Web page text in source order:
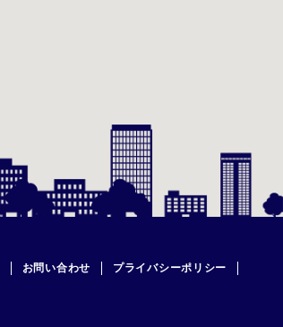
お問い合わせ プライバシーポリシー